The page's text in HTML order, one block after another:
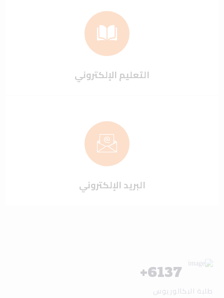
التعليم الإلكتروني
البريد الإلكتروني
6137
+
طلبة البكالوريوس